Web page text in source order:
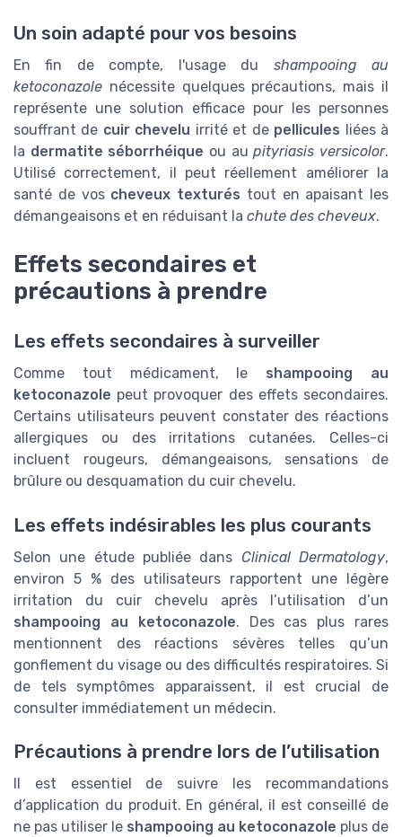
Un soin adapté pour vos besoins
En fin de compte, l'usage du shampooing au
ketoconazole nécessite quelques précautions, mais il
représente une solution efficace pour les personnes
souffrant de cuir chevelu irrité et de pellicules liées à
la dermatite séborrhéique ou aupityriasis versicolor.
Utilisé correctement, il peut réellement améliorer la
santé de vos cheveux texturés tout en apaisant les
démangeaisons et en réduisant la chute des cheveux.
Effets secondaires et
précautions à prendre
Les effets secondaires à surveiller
Comme tout médicament, le shampooing au
ketoconazole peut provoquer des effets secondaires.
Certains utilisateurs peuvent constater des réactions
allergiques ou des irritations cutanées. Celles-ci
incluent rougeurs, démangeaisons, sensations de
brûlure ou desquamation du cuir chevelu.
Les effets indésirables les plus courants
Selon une étude publiée dans Clinical Dermatology,
environ 5 % des utilisateurs rapportent une légère
irritation du cuir chevelu après l’utilisation d’un
shampooing au ketoconazole. Des cas plus rares
mentionnent des réactions sévères telles qu’un
gonflement du visage ou des difficultés respiratoires. Si
de tels symptômes apparaissent, il est crucial de
consulter immédiatement un médecin.
Précautions à prendre lors de l’utilisation
Il est essentiel de suivre les recommandations
d’application du produit. En général, il est conseillé de
ne pas utiliser le shampooing au ketoconazole plus de